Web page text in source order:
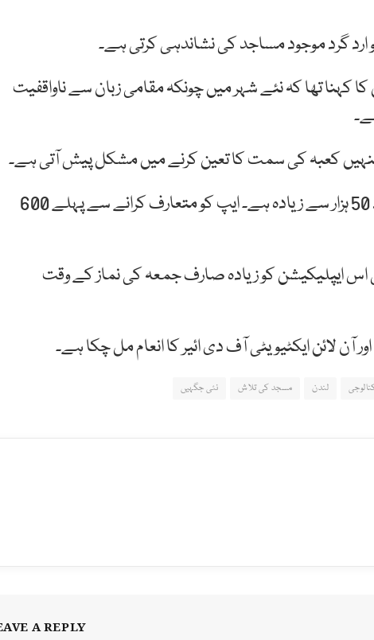
گرد موجود مساجد کی نشاندہی کرتی ہے۔
کہنا تھا کہ نئے شہر میں چونکہ مقامی زبان سے ناواقفیت
کعبہ کی سمت کا تعین کرنے میں مشکل پیش آتی ہے۔
موبائل فون ایپلیکیشن کے موجودہ صارفین کی تعداد 50 ہزار سے زیادہ ہے۔ ایپ کو متعارف کرانے سے پہلے 600
ایپلیکیشن کو زیادہ صارف جمعہ کی نماز کے وقت
لندن مسجد کی تلاش نئی جگہیں
A REPLY